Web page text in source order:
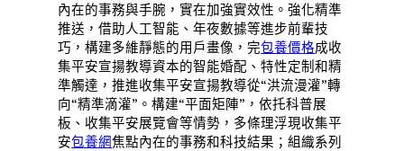
內在的事務與手腕，實在加強實效性。強化精準
推送，借助人工智能、年夜數據等進步前輩技
巧，構建多維靜態的用戶畫像，完包養價格成收
集平安宣揚教導資本的智能婚配、特性定制和精
準觸達，推進收集平安宣揚教導從“洪流漫灌”轉
向“精準滴灌”。構建“平面矩陣”，依托科普展
板、收集平安展覽會等情勢，多條理浮現收集平
安包養網焦點內在的事務和科技結果；組織系列